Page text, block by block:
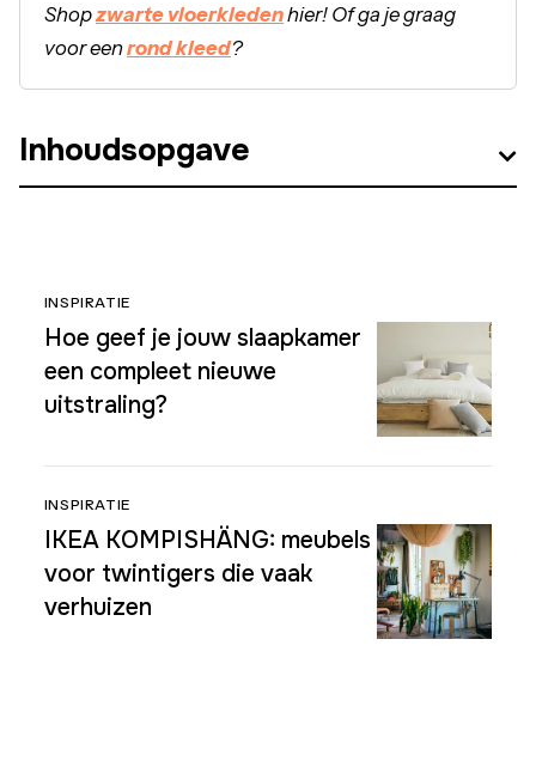
Shopzwarte vloerkledenhier! Of ga je graag
voor eenrond kleed?
Inhoudsopgave
INSPIRATIE
Hoe geef je jouw slaapkamer
een compleet nieuwe
uitstraling?
INSPIRATIE
IKEA KOMPISHÄNG: meubels
voor twintigers die vaak
verhuizen